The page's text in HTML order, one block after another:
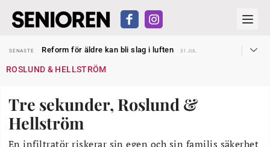
SENASTE
Reform för äldre kan bli slag i luften
31 JUL
SENASTE
Dom öppnar för rätt till garantipension
SENASTE
Liten höjning av garantipensionen
27 JUL
SENASTE
Sven Hagströmer sommarpratar
26 JUL
SENASTE
Reform för äldre kan bli slag i luften
ROSLUND & HELLSTRÖM
Tre sekunder, Roslund &
Hellström
En infiltratör riskerar sin egen och sin familjs säkerhet